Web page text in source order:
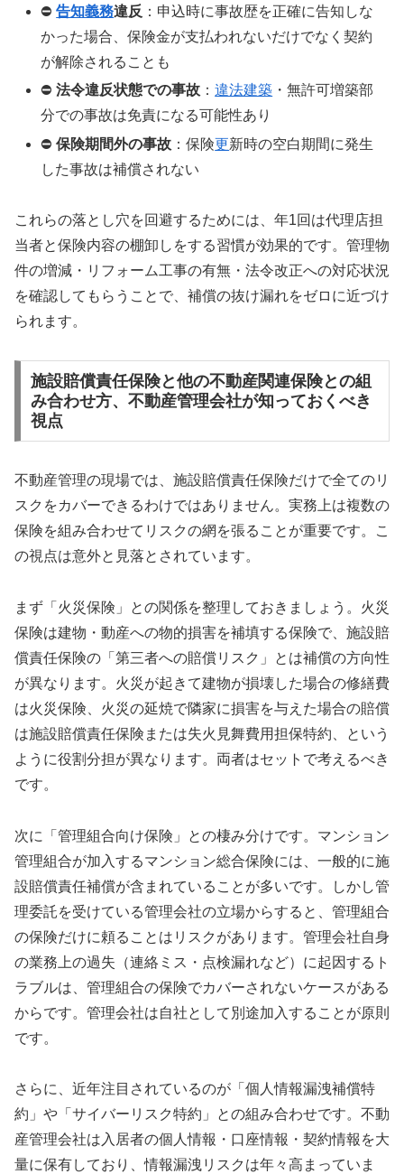
⛔告知義務違反 ：申込時に事故歴を正確に告知しな
かった場合、保険金が支払われないだけでなく契約
が解除されることも
⛔法令違反状態での事故 ：違法建築 ・無許可増築部
分での事故は免責になる可能性あり
⛔保険期間外の事故 ：保険更新時の空白期間に発生
した事故は補償されない
これらの落とし穴を回避するためには、年1回は代理店担
当者と保険内容の棚卸しをする習慣が効果的です。管理物
件の増減・リフォーム工事の有無・法令改正への対応状況
を確認してもらうことで、補償の抜け漏れをゼロに近づけ
られます。
施設賠償責任保険と他の不動産関連保険との組
み合わせ方、不動産管理会社が知っておくべき
視点
不動産管理の現場では、施設賠償責任保険だけで全てのリ
スクをカバーできるわけではありません。実務上は複数の
保険を組み合わせてリスクの網を張ることが重要です。こ
の視点は意外と見落とされています。
まず「火災保険」との関係を整理しておきましょう。火災
保険は建物・動産への物的損害を補填する保険で、施設賠
償責任保険の「第三者への賠償リスク」とは補償の方向性
が異なります。火災が起きて建物が損壊した場合の修繕費
は火災保険、火災の延焼で隣家に損害を与えた場合の賠償
は施設賠償責任保険または失火見舞費用担保特約、という
ように役割分担が異なります。両者はセットで考えるべき
です。
次に「管理組合向け保険」との棲み分けです。マンション
管理組合が加入するマンション総合保険には、一般的に施
設賠償責任補償が含まれていることが多いです。しかし管
理委託を受けている管理会社の立場からすると、管理組合
の保険だけに頼ることはリスクがあります。管理会社自身
の業務上の過失（連絡ミス・点検漏れなど）に起因するト
ラブルは、管理組合の保険でカバーされないケースがある
からです。管理会社は自社として別途加入することが原則
です。
さらに、近年注目されているのが「個人情報漏洩補償特
約」や「サイバーリスク特約」との組み合わせです。不動
産管理会社は入居者の個人情報・口座情報・契約情報を大
量に保有しており、情報漏洩リスクは年々高まっていま